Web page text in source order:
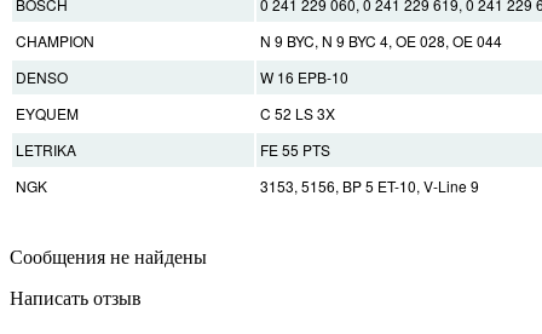
BOSCH
0 241 229 060, 0 241 229 619, 0 241 229
CHAMPION
N 9 BYC, N 9 BYC 4, OE 028, OE 044
DENSO
W 16 EPB-10
EYQUEM
C 52 LS 3X
LETRIKA
FE 55 PTS
NGK
3153, 5156, BP 5 ET-10, V-Line 9
Сообщения не найдены
Написать отзыв